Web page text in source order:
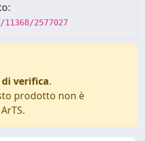
2577027
verifica.
prodotto non è